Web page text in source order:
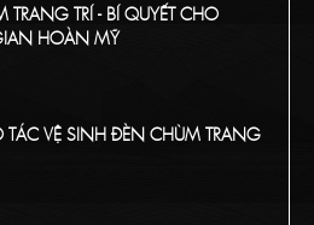
TRANG TRÍ - BÍ QUYẾT CHO
HOÀN MỸ
TÁC VỆ SINH ĐÈN CHÙM TRANG